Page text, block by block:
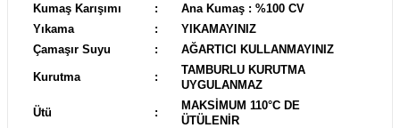
Kumaş Karışımı :
Ana Kumaş : %100 CV
Yıkama
:
YIKAMAYINIZ
Çamaşır Suyu
: AĞARTICI KULLANMAYINIZ
Kurutma :
TAMBURLU KURUTMA
UYGULANMAZ
Ütü :
MAKSİMUM 110°C DE
ÜTÜLENİR